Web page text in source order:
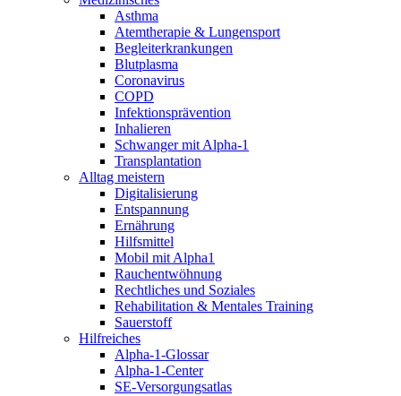
Asthma
Atemtherapie & Lungensport
Begleiterkrankungen
Blutplasma
Coronavirus
COPD
Infektionsprävention
Inhalieren
Schwanger mit Alpha-1
Transplantation
Alltag meistern
Digitalisierung
Entspannung
Ernährung
Hilfsmittel
Mobil mit Alpha1
Rauchentwöhnung
Rechtliches und Soziales
Rehabilitation & Mentales Training
Sauerstoff
Hilfreiches
Alpha-1-Glossar
Alpha-1-Center
SE-Versorgungsatlas